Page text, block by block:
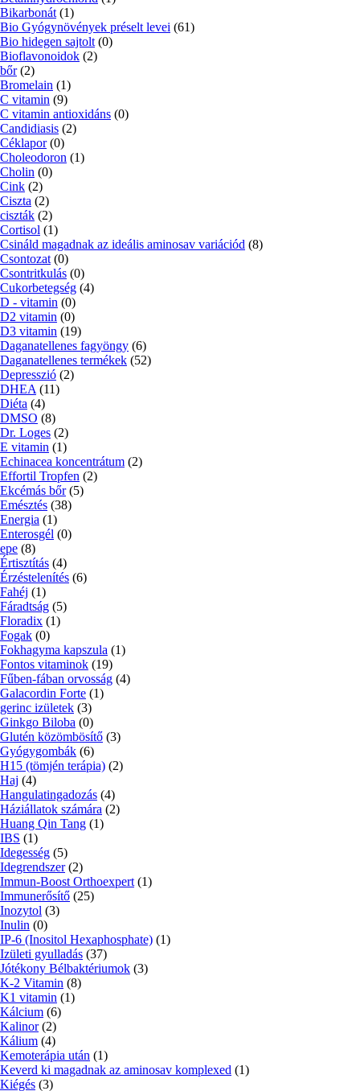
Bikarbonát (1)
Bio Gyógynövények préselt levei (61)
Bio hidegen sajtolt (0)
Bioflavonoidok (2)
bőr (2)
Bromelain (1)
C vitamin (9)
C vitamin antioxidáns (0)
Candidiasis (2)
Céklapor (0)
Choleodoron (1)
Cholin (0)
Cink (2)
Ciszta (2)
ciszták (2)
Cortisol (1)
Csináld magadnak az ideális aminosav variációd (8)
Csontozat (0)
Csontritkulás (0)
Cukorbetegség (4)
D - vitamin (0)
D2 vitamin (0)
D3 vitamin (19)
Daganatellenes fagyöngy (6)
Daganatellenes termékek (52)
Depresszió (2)
DHEA (11)
Diéta (4)
DMSO (8)
Dr. Loges (2)
E vitamin (1)
Echinacea koncentrátum (2)
Effortil Tropfen (2)
Ekcémás bőr (5)
Emésztés (38)
Energia (1)
Enterosgél (0)
epe (8)
Értisztítás (4)
Érzéstelenítés (6)
Fahéj (1)
Fáradtság (5)
Floradix (1)
Fogak (0)
Fokhagyma kapszula (1)
Fontos vitaminok (19)
Fűben-fában orvosság (4)
Galacordin Forte (1)
gerinc izületek (3)
Ginkgo Biloba (0)
Glutén közömbösítő (3)
Gyógygombák (6)
H15 (tömjén terápia) (2)
Haj (4)
Hangulatingadozás (4)
Háziállatok számára (2)
Huang Qin Tang (1)
IBS (1)
Idegesség (5)
Idegrendszer (2)
Immun-Boost Orthoexpert (1)
Immunerősítő (25)
Inozytol (3)
Inulin (0)
IP-6 (Inositol Hexaphosphate) (1)
Izületi gyulladás (37)
Jótékony Bélbaktériumok (3)
K-2 Vitamin (8)
K1 vitamin (1)
Kálcium (6)
Kalinor (2)
Kálium (4)
Kemoterápia után (1)
Keverd ki magadnak az aminosav komplexed (1)
Kiégés (3)